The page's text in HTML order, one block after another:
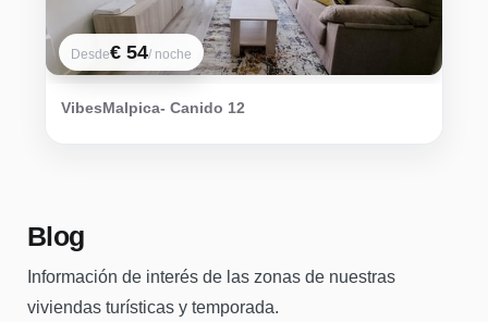
VibesMalpica- Canido 12
Desde€ 54/ noche
Blog
Información de interés de las zonas de nuestras
viviendas turísticas y temporada.